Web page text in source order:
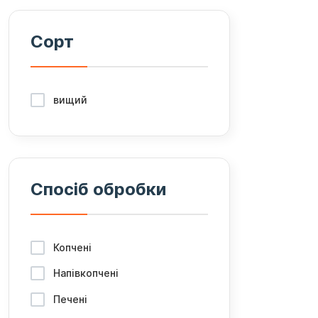
Сорт
вищий
Спосіб обробки
Копчені
Напівкопчені
Печені